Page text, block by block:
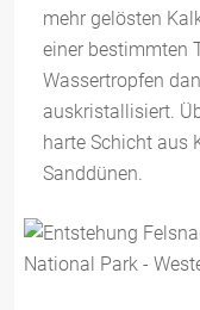
mehr gelösten
einer bestimmten
Wassertropfen
auskristallisiert.
harte Schicht aus
Sanddünen.